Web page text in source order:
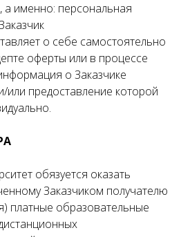
а именно: персональная
о себе самостоятельно
оферты или в процессе
о Заказчике
предоставление которой
обязуется оказать
Заказчиком получателю
платные образовательные